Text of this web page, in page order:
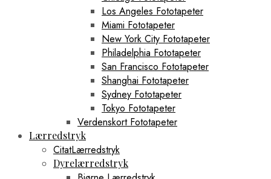
Los Angeles Fototapeter
Miami Fototapeter
New York City Fototapeter
Philadelphia Fototapeter
San Francisco Fototapeter
Shanghai Fototapeter
Sydney Fototapeter
Tokyo Fototapeter
Verdenskort Fototapeter
Lærredstryk
CitatLærredstryk
Dyrelærredstryk